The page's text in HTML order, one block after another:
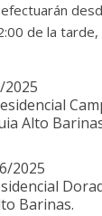
de la
2025
Alto
2025
Barinas.